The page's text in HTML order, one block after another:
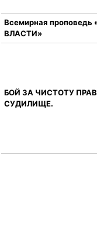
Всемирная
ВЛАСТИ»
БОЙ ЗА ЧИСТОТУ
СУДИЛИЩЕ.